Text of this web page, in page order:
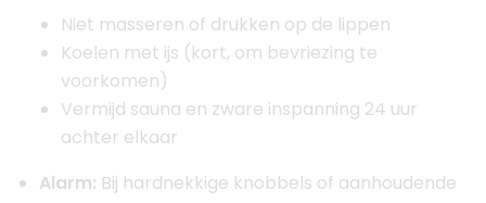
10. Faceland Rotterdam Karel
Doormanstraat
4.5 (89 reviews)
Opgericht in
Niet masseren of drukken op de lippen
Koelen met ijs (kort, om bevriezing te
voorkomen)
Vermijd sauna en zware inspanning 24 uur
achter elkaar
Alarm: Bij hardnekkige knobbels of aanhoudende